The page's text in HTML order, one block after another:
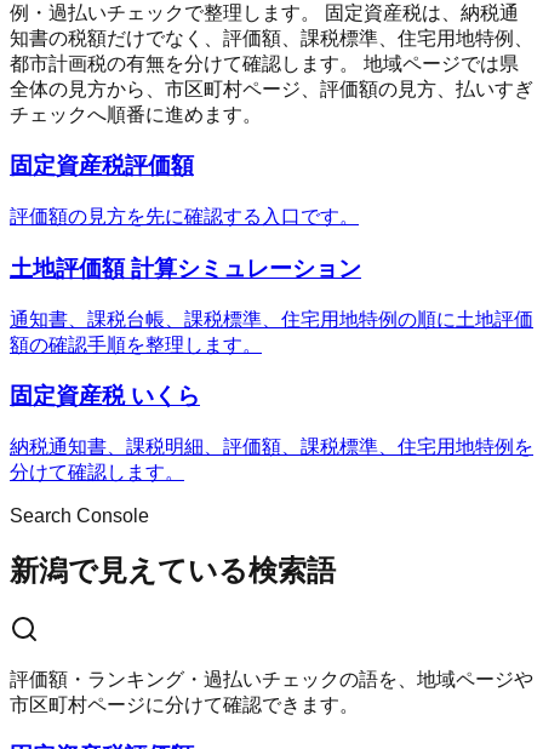
例・過払いチェックで整理します。
固定資産税は、納税通
知書の税額だけでなく、評価額、課税標準、住宅用地特例、
都市計画税の有無を分けて確認します。 地域ページでは県
全体の見方から、市区町村ページ、評価額の見方、払いすぎ
チェックへ順番に進めます。
固定資産税評価額
評価額の見方を先に確認する入口です。
土地評価額 計算シミュレーション
通知書、課税台帳、課税標準、住宅用地特例の順に土地評価
額の確認手順を整理します。
固定資産税 いくら
納税通知書、課税明細、評価額、課税標準、住宅用地特例を
分けて確認します。
Search Console
新潟で見えている検索語
評価額・ランキング・過払いチェックの語を、地域ページや
市区町村ページに分けて確認できます。